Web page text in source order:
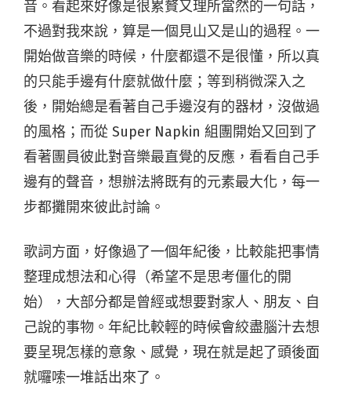
音。看起來好像是很累贅又理所當然的一句話，
不過對我來說，算是一個見山又是山的過程。一
開始做音樂的時候，什麼都還不是很懂，所以真
的只能手邊有什麼就做什麼；等到稍微深入之
後，開始總是看著自己手邊沒有的器材，沒做過
的風格；而從 Super Napkin 組團開始又回到了
看著團員彼此對音樂最直覺的反應，看看自己手
邊有的聲音，想辦法將既有的元素最大化，每一
步都攤開來彼此討論。
歌詞方面，好像過了一個年紀後，比較能把事情
整理成想法和心得（希望不是思考僵化的開
始），大部分都是曾經或想要對家人、朋友、自
己說的事物。年紀比較輕的時候會絞盡腦汁去想
要呈現怎樣的意象、感覺，現在就是起了頭後面
就囉嗦一堆話出來了。